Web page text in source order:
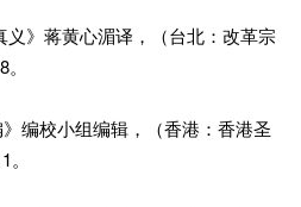
义》蒋黄心湄译，（台北：改革宗
编校小组编辑，（香港：香港圣